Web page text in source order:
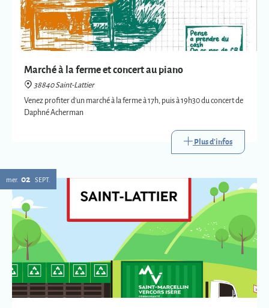
Marché à la ferme et concert au piano
38840 Saint-Lattier
Venez profiter d'un marché à la ferme à 17h, puis à 19h30 du concert de
Daphné Acherman
Plus d'infos
mer. 02 SEPT.